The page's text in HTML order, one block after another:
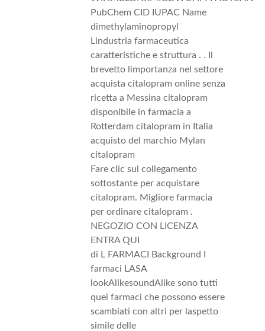
PubChem CID IUPAC Name
dimethylaminopropyl
Lindustria farmaceutica
caratteristiche e struttura . . Il
brevetto limportanza nel settore
acquista citalopram online senza
ricetta a Messina citalopram
disponibile in farmacia a
Rotterdam citalopram in Italia
acquisto del marchio Mylan
citalopram
Fare clic sul collegamento
sottostante per acquistare
citalopram. Migliore farmacia
per ordinare citalopram .
NEGOZIO CON LICENZA
ENTRA QUI
di L FARMACI Background I
farmaci LASA
lookAlikesoundAlike sono tutti
quei farmaci che possono essere
scambiati con altri per laspetto
simile delle